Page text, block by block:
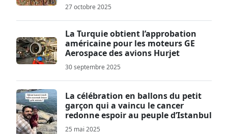
27 octobre 2025
La Turquie obtient l’approbation
américaine pour les moteurs GE
Aerospace des avions Hurjet
30 septembre 2025
La célébration en ballons du petit
garçon qui a vaincu le cancer
redonne espoir au peuple d’Istanbul
25 mai 2025